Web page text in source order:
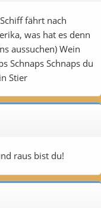
fährt nach
was hat es denn
aussuchen) Wein
Schnaps Schnaps du
Stier
raus bist du!